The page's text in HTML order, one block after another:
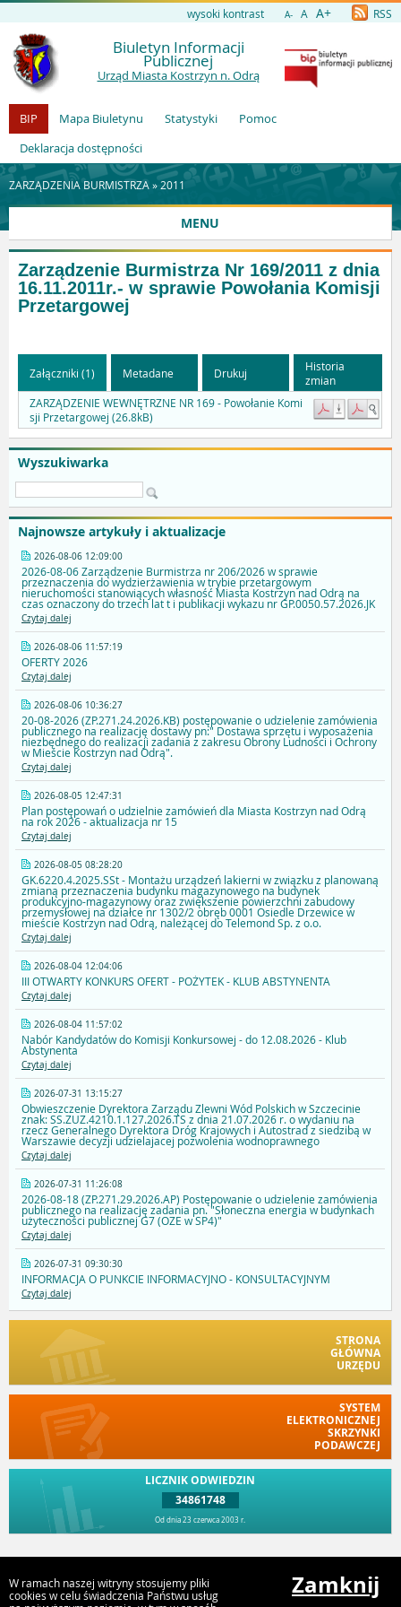
wysoki kontrast A- A A+ RSS
Biuletyn Informacji
Publicznej
Urząd Miasta Kostrzyn n. Odrą
BIP Mapa Biuletynu Statystyki
Pomoc
Deklaracja dostępności
ZARZĄDZENIA BURMISTRZA » 2011
MENU
Wyszukiwarka
Najnowsze artykuły i aktualizacje
2026-08-06 12:09:00
2026-08-06 Zarządzenie Burmistrza nr 206/2026 w sprawie
przeznaczenia do wydzierżawienia w trybie przetargowym
nieruchomości stanowiących własność Miasta Kostrzyn nad Odrą na
czas oznaczony do trzech lat t i publikacji wykazu nr GP.0050.57.2026.JK
Czytaj dalej
2026-08-06 11:57:19
OFERTY 2026
Czytaj dalej
2026-08-06 10:36:27
20-08-2026 (ZP.271.24.2026.KB) postępowanie o udzielenie zamówienia
publicznego na realizację dostawy pn:" Dostawa sprzętu i wyposażenia
niezbędnego do realizacji zadania z zakresu Obrony Ludności i Ochrony
w Mieście Kostrzyn nad Odrą".
Czytaj dalej
2026-08-05 12:47:31
Plan postępowań o udzielnie zamówień dla Miasta Kostrzyn nad Odrą
na rok 2026 - aktualizacja nr 15
Czytaj dalej
2026-08-05 08:28:20
GK.6220.4.2025.SSt - Montażu urządzeń lakierni w związku z planowaną
zmianą przeznaczenia budynku magazynowego na budynek
produkcyjno-magazynowy oraz zwiększenie powierzchni zabudowy
przemysłowej na działce nr 1302/2 obręb 0001 Osiedle Drzewice w
mieście Kostrzyn nad Odrą, należącej do Telemond Sp. z o.o.
Czytaj dalej
2026-08-04 12:04:06
III OTWARTY KONKURS OFERT - POŻYTEK - KLUB ABSTYNENTA
Czytaj dalej
2026-08-04 11:57:02
Nabór Kandydatów do Komisji Konkursowej - do 12.08.2026 - Klub
Abstynenta
Czytaj dalej
2026-07-31 13:15:27
Obwieszczenie Dyrektora Zarządu Zlewni Wód Polskich w Szczecinie
znak: SS.ZUZ.4210.1.127.2026.TS z dnia 21.07.2026 r. o wydaniu na
rzecz Generalnego Dyrektora Dróg Krajowych i Autostrad z siedzibą w
Warszawie decyzji udzielajacej pozwolenia wodnoprawnego
Czytaj dalej
2026-07-31 11:26:08
2026-08-18 (ZP.271.29.2026.AP) Postępowanie o udzielenie zamówienia
publicznego na realizację zadania pn. "Słoneczna energia w budynkach
użyteczności publicznej G7 (OZE w SP4)"
Czytaj dalej
2026-07-31 09:30:30
INFORMACJA O PUNKCIE INFORMACYJNO - KONSULTACYJNYM
Czytaj dalej
STRONA
GŁÓWNA
URZĘDU
SYSTEM
ELEKTRONICZNEJ
SKRZYNKI
PODAWCZEJ
LICZNIK ODWIEDZIN
34861748
Od dnia 23 czerwca 2003 r.
Zarządzenie Burmistrza Nr 169/2011 z dnia
16.11.2011r.- w sprawie Powołania Komisji
Przetargowej
Załączniki (1) Metadane Drukuj
Historia
zmian
ZARZĄDZENIE WEWNĘTRZNE NR 169 - Powołanie Komi
sji Przetargowej (26.8kB)
W ramach naszej witryny stosujemy pliki
cookies w celu świadczenia Państwu usług
Zamknij